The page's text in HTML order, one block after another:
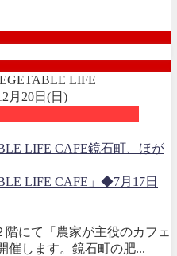
LIFE CAFE鏡石町、ほが
LIFE CAFE」◆7月17日
にて「農家が主役のカフェ
催します。鏡石町の肥...